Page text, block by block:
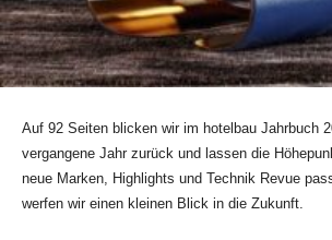
Auf 92 Seiten blicken wir im hotelbau Jahrbuch
vergangene Jahr zurück und lassen die
neue Marken, Highlights und Technik Revue
werfen wir einen kleinen Blick in die Zukunft.